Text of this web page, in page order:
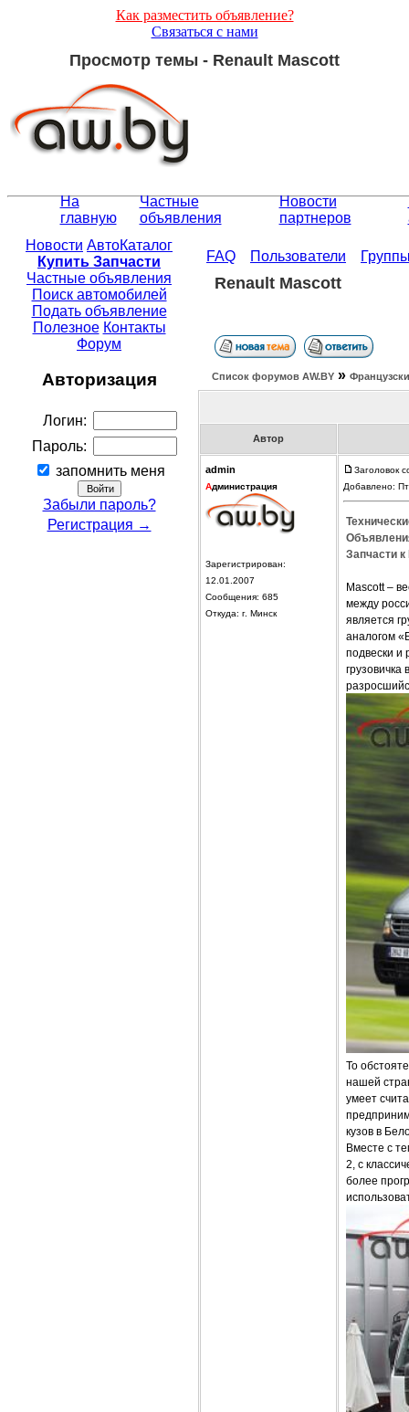
Как разместить объявление?
Связаться с нами
Просмотр темы - Renault Mascott
На
главную
Частные
объявления
Новости
партнеров
Новости АвтоКаталог
Купить Запчасти
Частные объявления
Поиск автомобилей
Подать объявление
Полезное Контакты
Форум
Авторизация
Логин:
Пароль:
запомнить меня
Забыли пароль?
Регистрация →
FAQ Пользователи
Renault Mascott
Список форумов АW.BY »
Автор
admin
Администрация
Зарегистрирован:
12.01.2007
Сообщения: 685
Откуда: г. Минск
Заголовок
Добавлено:
Запчасти
Mascott –
между
является
аналогом
подвески и
То
нашей
умеет
кузов в
Вместе с
2, с
более